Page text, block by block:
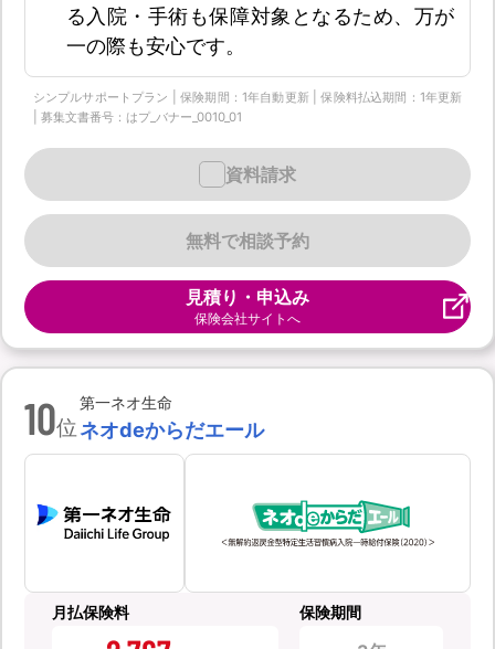
る入院・手術も保障対象となるため、万が
一の際も安心です。
シンプルサポートプラン | 保険期間：1年自動更新 | 保険料払込期間：1年更新
| 募集文書番号：はプ_バナー_0010_01
無料で相談予約
資料請求
見積り・申込み
保険会社サイトへ
10位
第一ネオ生命
ネオdeからだエール
月払保険料 保険期間